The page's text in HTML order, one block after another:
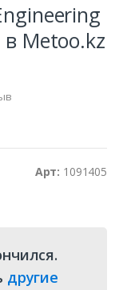
в Metoo.kz
Арт: 1091405
другие